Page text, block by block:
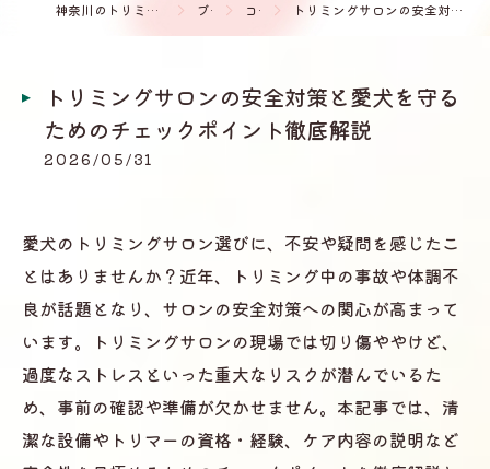
神奈川のトリミングサロンならDog salon IVY ブログ コラム トリミングサロンの安全対策と愛犬を守るためのチェックポイント徹底解説
トリミングサロンの安全対策と愛犬を守る
ためのチェックポイント徹底解説
2026/05/31
愛犬のトリミングサロン選びに、不安や疑問を感じたこ
とはありませんか？近年、トリミング中の事故や体調不
良が話題となり、サロンの安全対策への関心が高まって
います。トリミングサロンの現場では切り傷ややけど、
過度なストレスといった重大なリスクが潜んでいるた
め、事前の確認や準備が欠かせません。本記事では、清
潔な設備やトリマーの資格・経験、ケア内容の説明など